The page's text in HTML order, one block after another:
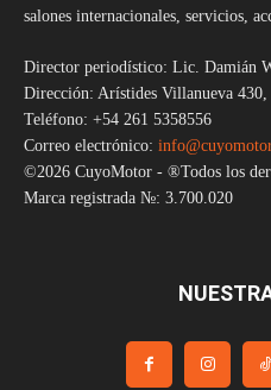
salones internacionales, servicios,
Director periodístico: Lic. Damián
Dirección: Arístides Villanueva
Teléfono: +54 261 5358556
Correo electrónico:
©2026 CuyoMotor - ®Todos los
Marca registrada №: 3.700.020